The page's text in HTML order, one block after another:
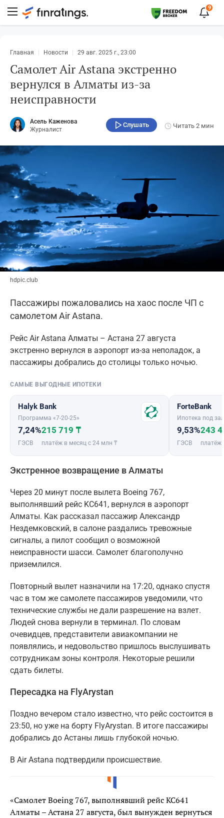
9
Главная Новости 29 авг. 2025 г., 23:00
Самолет Air Astana экстренно
вернулся в Алматы из-за
неисправности
Асель Каженова
Журналист
Слушать Читать 2 мин
hdpic.club
Пассажиры пожаловались на хаос после ЧП с
самолетом Air Astana.
Рейс Air Astana Алматы – Астана 27 августа
экстренно вернулся в аэропорт из-за неполадок, а
пассажиры добрались до столицы только ночью.
САМЫЕ ВЫГОДНЫЕ ИПОТЕКИ
Halyk Bank
Программа «7-20-25»
7,24%
ГЭСВ
215 719 ₸
платёж в месяц с 24 млн ₸
ForteBank
Ипотека под
9,53%
ГЭСВ
243
платёж
Экстренное возвращение в Алматы
Через 20 минут после вылета Boeing 767,
выполнявший рейс KC641, вернулся в аэропорт
Алматы. Как рассказал пассажир Александр
Нездемковский, в салоне раздались тревожные
сигналы, а пилот сообщил о возможной
неисправности шасси. Самолет благополучно
приземлился.
Повторный вылет назначили на 17:20, однако спустя
час в том же самолете пассажиров уведомили, что
технические службы не дали разрешение на взлет.
Людей снова вернули в терминал. По словам
очевидцев, представители авиакомпании не
появлялись, и недовольство пришлось выслушивать
сотрудникам зоны контроля. Некоторые решили
сдать билеты.
Пересадка на FlyArystan
Поздно вечером стало известно, что рейс состоится в
23:50, но уже на борту FlyArystan. В итоге пассажиры
добрались до Астаны лишь глубокой ночью.
В Air Astana подтвердили происшествие.
«Самолет Boeing 767, выполнявший рейс KC641
Алматы – Астана 27 августа, был вынужден вернуться